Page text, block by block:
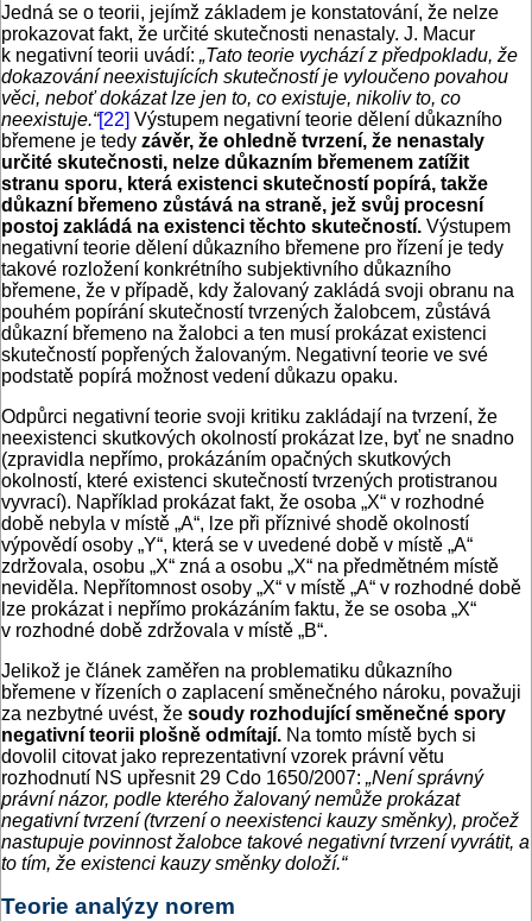
Jedná se o teorii, jejímž základem je konstatování, že nelze
prokazovat fakt, že určité skutečnosti nenastaly. J. Macur
k negativní teorii uvádí: „Tato teorie vychází z předpokladu, že
dokazování neexistujících skutečností je vyloučeno povahou
věci, neboť dokázat lze jen to, co existuje, nikoliv to, co
neexistuje.“[22] Výstupem negativní teorie dělení důkazního
břemene je tedy závěr, že ohledně tvrzení, že nenastaly
určité skutečnosti, nelze důkazním břemenem zatížit
stranu sporu, která existenci skutečností popírá, takže
důkazní břemeno zůstává na straně, jež svůj procesní
postoj zakládá na existenci těchto skutečností. Výstupem
negativní teorie dělení důkazního břemene pro řízení je tedy
takové rozložení konkrétního subjektivního důkazního
břemene, že v případě, kdy žalovaný zakládá svoji obranu na
pouhém popírání skutečností tvrzených žalobcem, zůstává
důkazní břemeno na žalobci a ten musí prokázat existenci
skutečností popřených žalovaným. Negativní teorie ve své
podstatě popírá možnost vedení důkazu opaku.
Odpůrci negativní teorie svoji kritiku zakládají na tvrzení, že
neexistenci skutkových okolností prokázat lze, byť ne snadno
(zpravidla nepřímo, prokázáním opačných skutkových
okolností, které existenci skutečností tvrzených protistranou
vyvrací). Například prokázat fakt, že osoba „X“ v rozhodné
době nebyla v místě „A“, lze při příznivé shodě okolností
výpovědí osoby „Y“, která se v uvedené době v místě „A“
zdržovala, osobu „X“ zná a osobu „X“ na předmětném místě
neviděla. Nepřítomnost osoby „X“ v místě „A“ v rozhodné době
lze prokázat i nepřímo prokázáním faktu, že se osoba „X“
v rozhodné době zdržovala v místě „B“.
Jelikož je článek zaměřen na problematiku důkazního
břemene v řízeních o zaplacení směnečného nároku, považuji
za nezbytné uvést, že soudy rozhodující směnečné spory
negativní teorii plošně odmítají. Na tomto místě bych si
dovolil citovat jako reprezentativní vzorek právní větu
rozhodnutí NS upřesnit 29 Cdo 1650/2007: „Není správný
právní názor, podle kterého žalovaný nemůže prokázat
negativní tvrzení (tvrzení o neexistenci kauzy směnky), pročež
nastupuje povinnost žalobce takové negativní tvrzení vyvrátit, a
to tím, že existenci kauzy směnky doloží.“
Teorie analýzy norem